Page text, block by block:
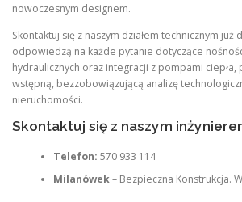
nowoczesnym designem.
Skontaktuj się z naszym działem technicznym już
odpowiedzą na każde pytanie dotyczące
hydraulicznych oraz integracji z pompami ciepła,
wstępną, bezzobowiązującą analizę
nieruchomości.
Skontaktuj się z naszym
Telefon: 570 933 114
Milanówek– Bezpieczna Konstrukcja.